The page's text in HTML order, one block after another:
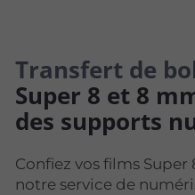
Transfert de
Super 8 et 8
des supports
Confiez vos films
notre service de